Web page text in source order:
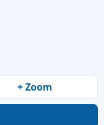
+ Zoom